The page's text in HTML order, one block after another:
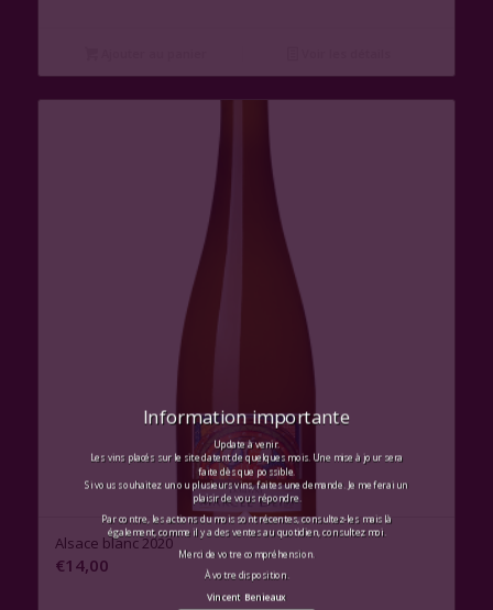
Alsace blanc 2020
€14,00
Information importante
Update à venir.
Les vins placés sur le site datent de quelques mois. Une mise à jour sera
faite dès que possible.
Si vous souhaitez un ou plusieurs vins, faites une demande. Je me ferai un
plaisir de vous répondre.
Par contre, les actions du mois sont récentes, consultez-les mais là
également, comme il y a des ventes au quotidien, consultez moi.
Merci de votre compréhension.
À votre disposition.
Vincent Benieaux